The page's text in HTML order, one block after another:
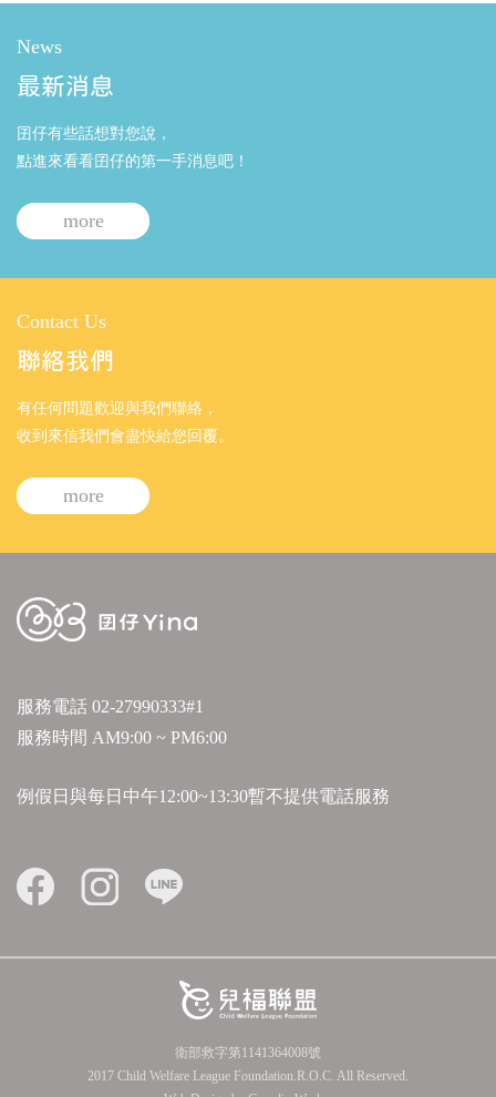
News
最新消息
囝仔有些話想對您說，
點進來看看囝仔的第一手消息吧！
more
Contact Us
聯絡我們
有任何問題歡迎與我們聯絡，
收到來信我們會盡快給您回覆。
more
服務電話 02-27990333#1
服務時間 AM9:00 ~ PM6:00
例假日與每日中午12:00~13:30暫不提供電話服務
衛部救字第1141364008號
2017 Child Welfare League Foundation.R.O.C. All Reserved.